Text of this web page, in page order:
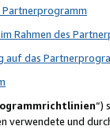
Rahmen des
auf das
“)
verwendete und